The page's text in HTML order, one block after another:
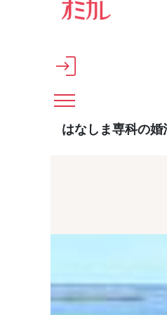
メインコンテンツへスキップ
はなしま専科の